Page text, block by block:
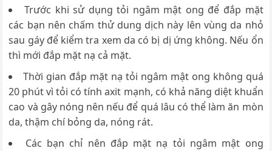
Trước khi sử dụng tỏi ngâm mật ong để đắp mặt
các bạn nên chấm thử dung dịch này lên vùng da nhỏ
sau gáy để kiểm tra xem da có bị dị ứng không. Nếu ổn
thì mới đắp mặt nạ cả mặt.
Thời gian đắp mặt nạ tỏi ngâm mật ong không quá
20 phút vì tỏi có tính axit mạnh, có khả năng diệt khuẩn
cao và gây nóng nên nếu để quá lâu có thể làm ăn mòn
da, thậm chí bỏng da, nóng rát.
Các bạn chỉ nên đắp mặt nạ tỏi ngâm mật ong